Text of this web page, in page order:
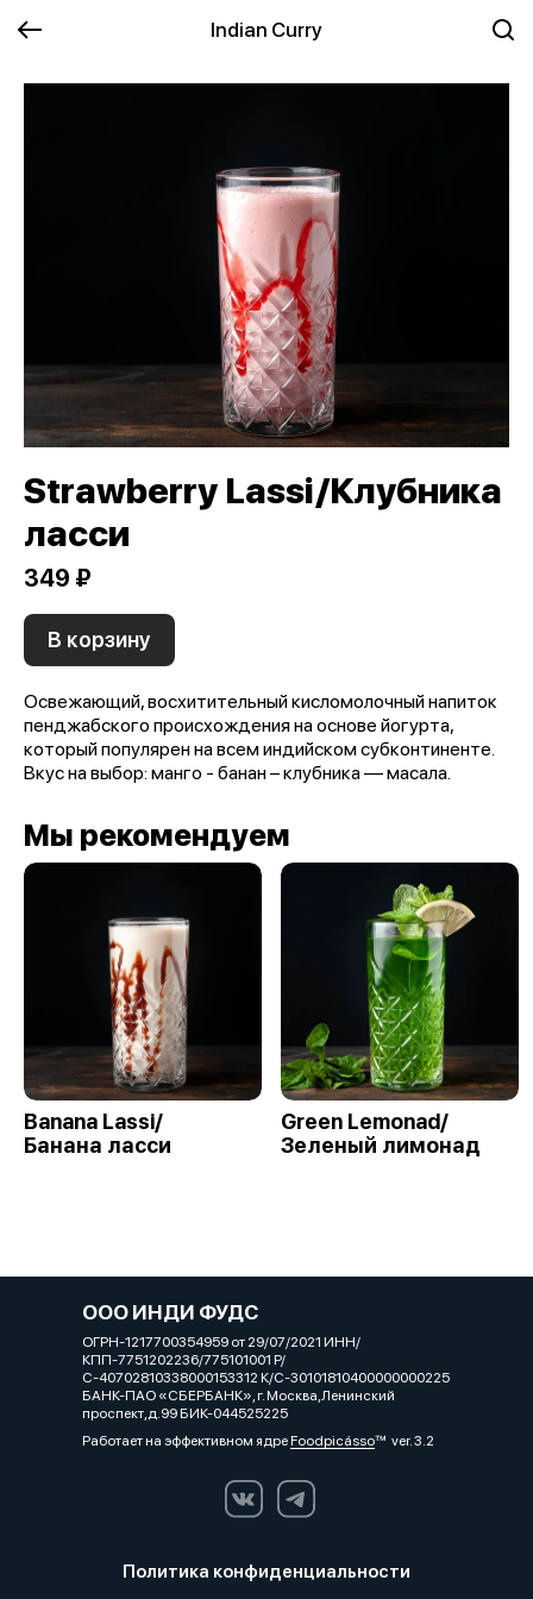
Indian Curry
Strawberry Lassi/Клубника
ласси
349 ₽
В корзину
Освежающий, восхитительный кисломолочный напиток
пенджабского происхождения на основе йогурта,
который популярен на всем индийском субконтиненте.
Вкус на выбор: манго - банан – клубника — масала.
Мы рекомендуем
Banana Lassi/
Банана ласси
Green Lemonad/
Зеленый лимонад
ООО ИНДИ ФУДС
ОГРН-1217700354959 от 29/07/2021 ИНН/
КПП-7751202236/775101001 Р/
С-40702810338000153312 К/С-30101810400000000225
БАНК-ПАО «СБЕРБАНК», г. Москва,Ленинский
проспект,д.99 БИК-044525225
Работает на эффективном ядреFoodpicássover. 3.2
Политика конфиденциальности